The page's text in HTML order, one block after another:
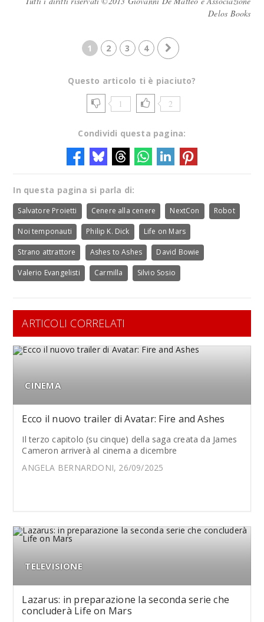
Delos Books
1 2 3 4
Questo articolo ti è piaciuto?
1 2
Condividi questa pagina:
In questa pagina si parla di:
Salvatore Proietti Cenere alla cenere NextCon Robot
Noi temponauti Philip K. Dick Life on Mars
Strano attrattore Ashes to Ashes David Bowie
Valerio Evangelisti Carmilla Silvio Sosio
ARTICOLI CORRELATI
CINEMA
Ecco il nuovo trailer di Avatar: Fire and Ashes
Il terzo capitolo (su cinque) della saga creata da James
Cameron arriverà al cinema a dicembre
ANGELA BERNARDONI, 26/09/2025
TELEVISIONE
Lazarus: in preparazione la seconda serie che
concluderà Life on Mars